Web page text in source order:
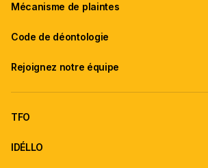
Mécanisme de plaintes
Code de déontologie
Rejoignez notre équipe
TFO
IDÉLLO